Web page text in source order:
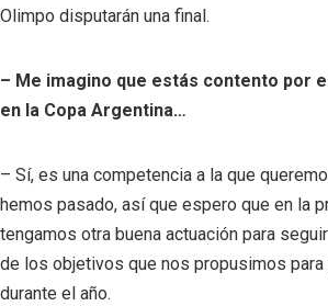
Olimpo disputarán una final.
– Me imagino que estás contento por
en la Copa Argentina…
– Sí, es una competencia a la que
hemos pasado, así que espero que en la
tengamos otra buena actuación para
de los objetivos que nos propusimos
durante el año.